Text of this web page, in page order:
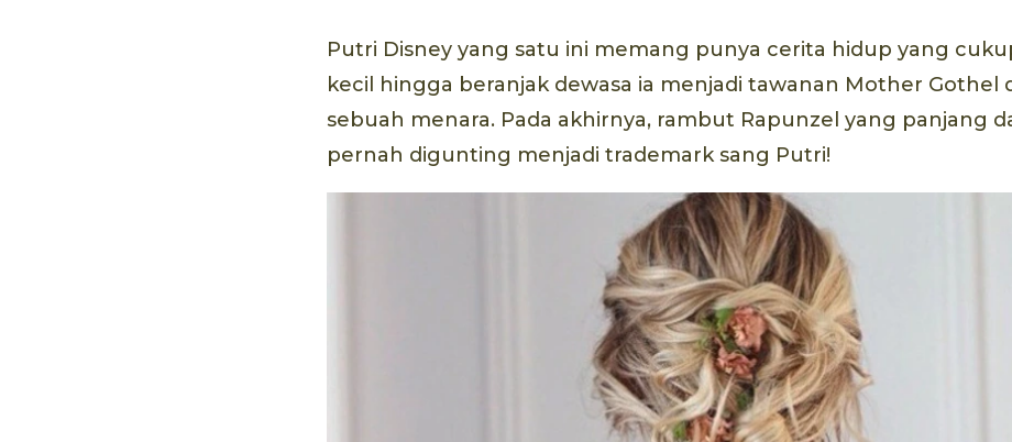
Putri Disney yang satu ini memang punya cerita hidup yang
kecil hingga beranjak dewasa ia menjadi tawanan Mother Gothel
sebuah menara. Pada akhirnya, rambut Rapunzel yang panjang
pernah digunting menjadi trademark sang Putri!